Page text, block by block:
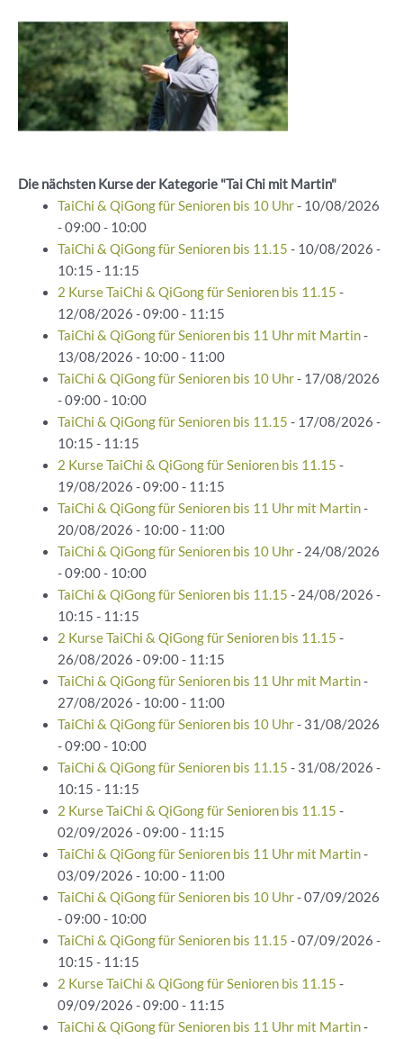
Die nächsten Kurse der Kategorie "Tai Chi mit Martin"
TaiChi & QiGong für Senioren bis 10 Uhr- 10/08/2026
- 09:00 - 10:00
TaiChi & QiGong für Senioren bis 11.15 - 10/08/2026 -
10:15 - 11:15
2 Kurse TaiChi & QiGong für Senioren bis 11.15 -
12/08/2026 - 09:00 - 11:15
TaiChi & QiGong für Senioren bis 11 Uhr mit Martin-
13/08/2026 - 10:00 - 11:00
TaiChi & QiGong für Senioren bis 10 Uhr- 17/08/2026
- 09:00 - 10:00
TaiChi & QiGong für Senioren bis 11.15 - 17/08/2026 -
10:15 - 11:15
2 Kurse TaiChi & QiGong für Senioren bis 11.15 -
19/08/2026 - 09:00 - 11:15
TaiChi & QiGong für Senioren bis 11 Uhr mit Martin-
20/08/2026 - 10:00 - 11:00
TaiChi & QiGong für Senioren bis 10 Uhr- 24/08/2026
- 09:00 - 10:00
TaiChi & QiGong für Senioren bis 11.15 - 24/08/2026 -
10:15 - 11:15
2 Kurse TaiChi & QiGong für Senioren bis 11.15 -
26/08/2026 - 09:00 - 11:15
TaiChi & QiGong für Senioren bis 11 Uhr mit Martin-
27/08/2026 - 10:00 - 11:00
TaiChi & QiGong für Senioren bis 10 Uhr- 31/08/2026
- 09:00 - 10:00
TaiChi & QiGong für Senioren bis 11.15 - 31/08/2026 -
10:15 - 11:15
2 Kurse TaiChi & QiGong für Senioren bis 11.15 -
02/09/2026 - 09:00 - 11:15
TaiChi & QiGong für Senioren bis 11 Uhr mit Martin-
03/09/2026 - 10:00 - 11:00
TaiChi & QiGong für Senioren bis 10 Uhr- 07/09/2026
- 09:00 - 10:00
TaiChi & QiGong für Senioren bis 11.15 - 07/09/2026 -
10:15 - 11:15
2 Kurse TaiChi & QiGong für Senioren bis 11.15 -
09/09/2026 - 09:00 - 11:15
TaiChi & QiGong für Senioren bis 11 Uhr mit Martin-